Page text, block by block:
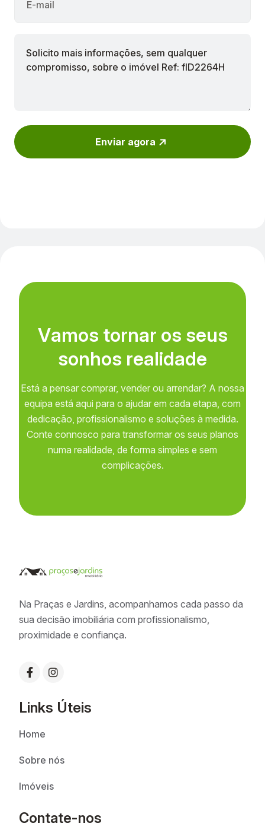
Enviar agora
Vamos tornar os seus
sonhos realidade
Está a pensar comprar, vender ou arrendar? A nossa
equipa está aqui para o ajudar em cada etapa, com
dedicação, profissionalismo e soluções à medida.
Conte connosco para transformar os seus planos
numa realidade, de forma simples e sem
complicações.
Na Praças e Jardins, acompanhamos cada passo da
sua decisão imobiliária com profissionalismo,
proximidade e confiança.
Links Úteis
Home
Sobre nós
Imóveis
Contate-nos